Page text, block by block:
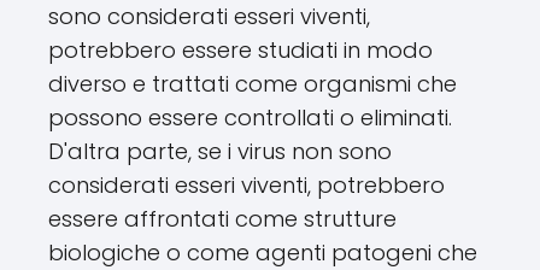
sono considerati esseri viventi,
potrebbero essere studiati in modo
diverso e trattati come organismi che
possono essere controllati o eliminati.
D'altra parte, se i virus non sono
considerati esseri viventi, potrebbero
essere affrontati come strutture
biologiche o come agenti patogeni che